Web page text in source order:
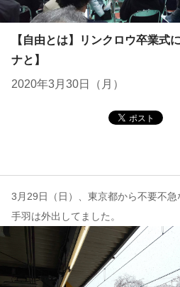
【自由とは】リンクロウ卒業式
ナと】
2020年3月30日（月）
3月29日（日）、東京都から不要不急
手羽は外出してました。
コンテンツ
このサイトについて
お問い合わせ